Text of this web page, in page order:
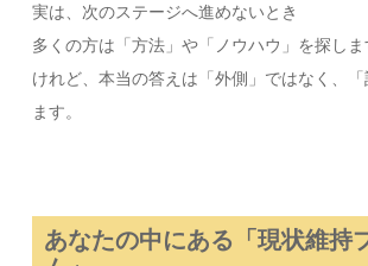
実は、次のステージへ進めないとき
多くの方は「方法」や「ノウハウ」を探しま
けれど、本当の答えは「外側」ではなく、
ます。
あなたの中にある「現状維持